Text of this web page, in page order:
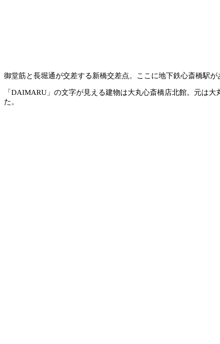
御堂筋と長堀通が交差する新橋交差点。ここに地下鉄心斎橋駅
「DAIMARU」の文字が見える建物は大丸心斎橋店北館。元は
た。